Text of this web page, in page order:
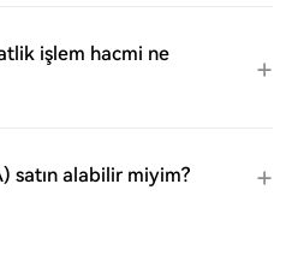
işlem hacmi ne
satın alabilir miyim?